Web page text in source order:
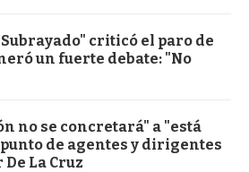
criticó el paro de
un fuerte debate: "No
no se concretará" a "está
de agentes y dirigentes
La Cruz